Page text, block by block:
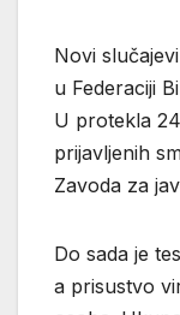
Novi
u Federaciji
U protekla
prijavljenih
Zavoda za
Do sada je
a prisustvo